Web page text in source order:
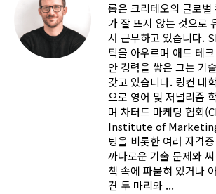
롭은 크리테오의 글로벌
가 잘 뜨지 않는 것으로
서 근무하고 있습니다.
틱을 아우르며 애드 테
안 경력을 쌓은 그는 기
갖고 있습니다. 링컨 대
으로 영어 및 저널리즘
며 차터드 마케팅 협회
Institute of
팅을 비롯한 여러 자격
까다로운 기술 문제와
책 속에 파묻혀 있거나
견 두 마리와 ...